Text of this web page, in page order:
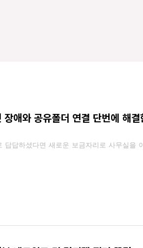
애와 공유폴더 연결 단번에 해결
답하셨다면 새로운 보금자리로 사무실을